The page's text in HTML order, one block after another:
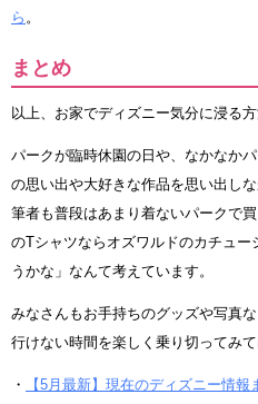
ら 。
まとめ
以上、お家でディズニー気分に浸る
パークが臨時休園の日や、なかなか
の思い出や大好きな作品を思い出し
筆者も普段はあまり着ないパークで
のTシャツならオズワルドのカチュ
うかな」なんて考えています。
みなさんもお手持ちのグッズや写真
行けない時間を楽しく乗り切ってみて
・
【5月最新】現在のディズニー情